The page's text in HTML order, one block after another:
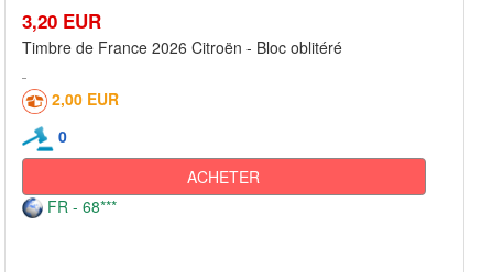
3,20 EUR
Timbre de France 2026 Citroën - Bloc oblitéré
2,00 EUR
0
ACHETER
FR - 68***